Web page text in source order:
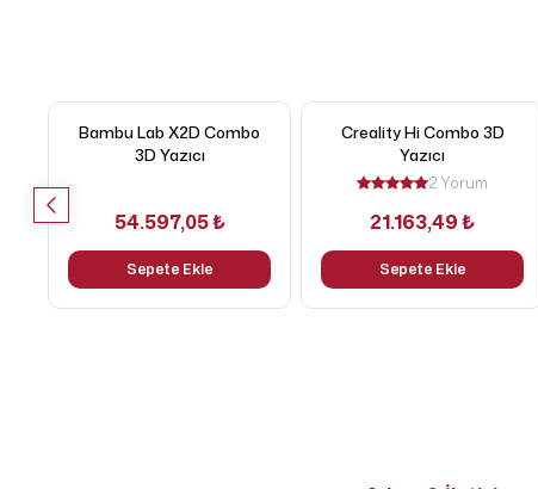
Bambu Lab X2D Combo
3D Yazıcı
54.597,05 ₺
Sepete Ekle
Creality Hi Combo 3D
Yazıcı
2 Yorum
21.163,49 ₺
Sepete Ekle